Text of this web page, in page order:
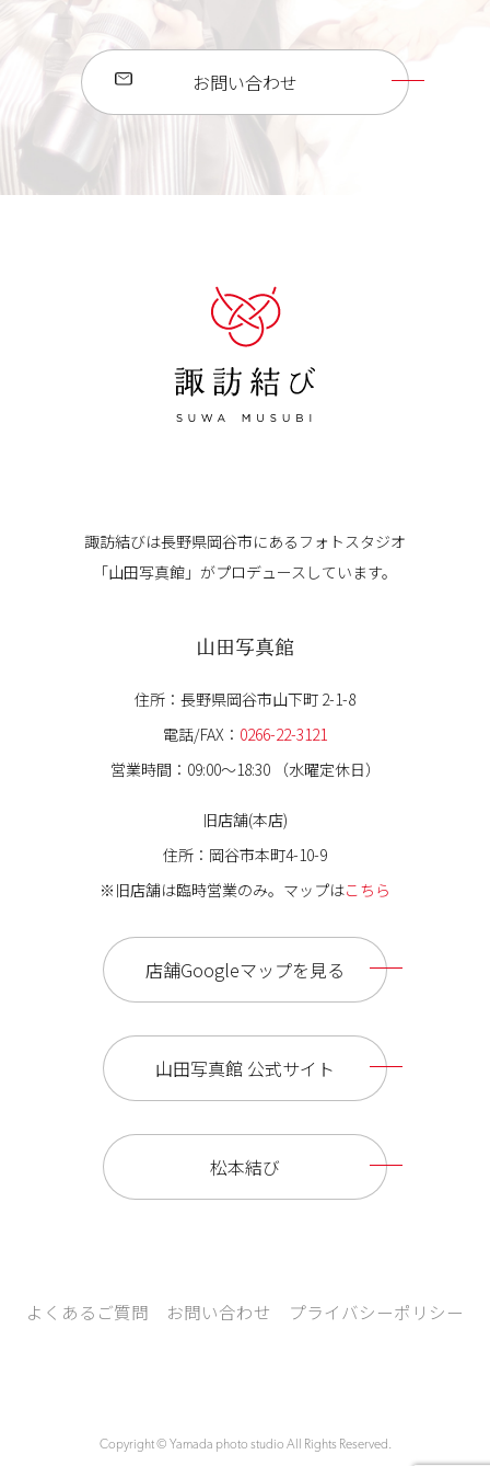
お問い合わせ
諏訪結びは長野県岡谷市にある フォトスタジオ
「山田写真館」がプロデュースしています。
山田写真館
住所：長野県岡谷市山下町 2-1-8
電話/FAX： 0266-22-3121
営業時間：09:00〜18:30 （水曜定休日）
旧店舗(本店)
住所：岡谷市本町4-10-9
※旧店舗は臨時営業のみ。マップはこちら
店舗Googleマップを見る
山田写真館 公式サイト
松本結び
よくあるご質問 お問い合わせ プライバシーポリシー
Copyright © Yamada photo studio All Rights Reserved.